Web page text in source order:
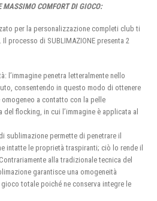
MASSIMO COMFORT DI GIOCO:
per la personalizzazione completi club ti
processo di SUBLIMAZIONE presenta 2
l’immagine penetra letteralmente nello
consentendo in questo modo di ottenere
a contatto con la pelle
del flocking, in cui l’immagine è applicata al
sublimazione permette di penetrare il
intatte le proprietà traspiranti; ciò lo rende il
alla tradizionale tecnica del
garantisce una omogeneità
totale poiché ne conserva integre le